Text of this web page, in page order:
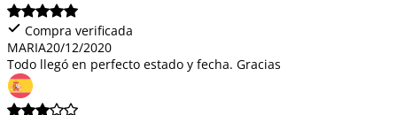
Compra verificada
MARIA20/12/2020
Todo llegó en perfecto estado y fecha. Gracias